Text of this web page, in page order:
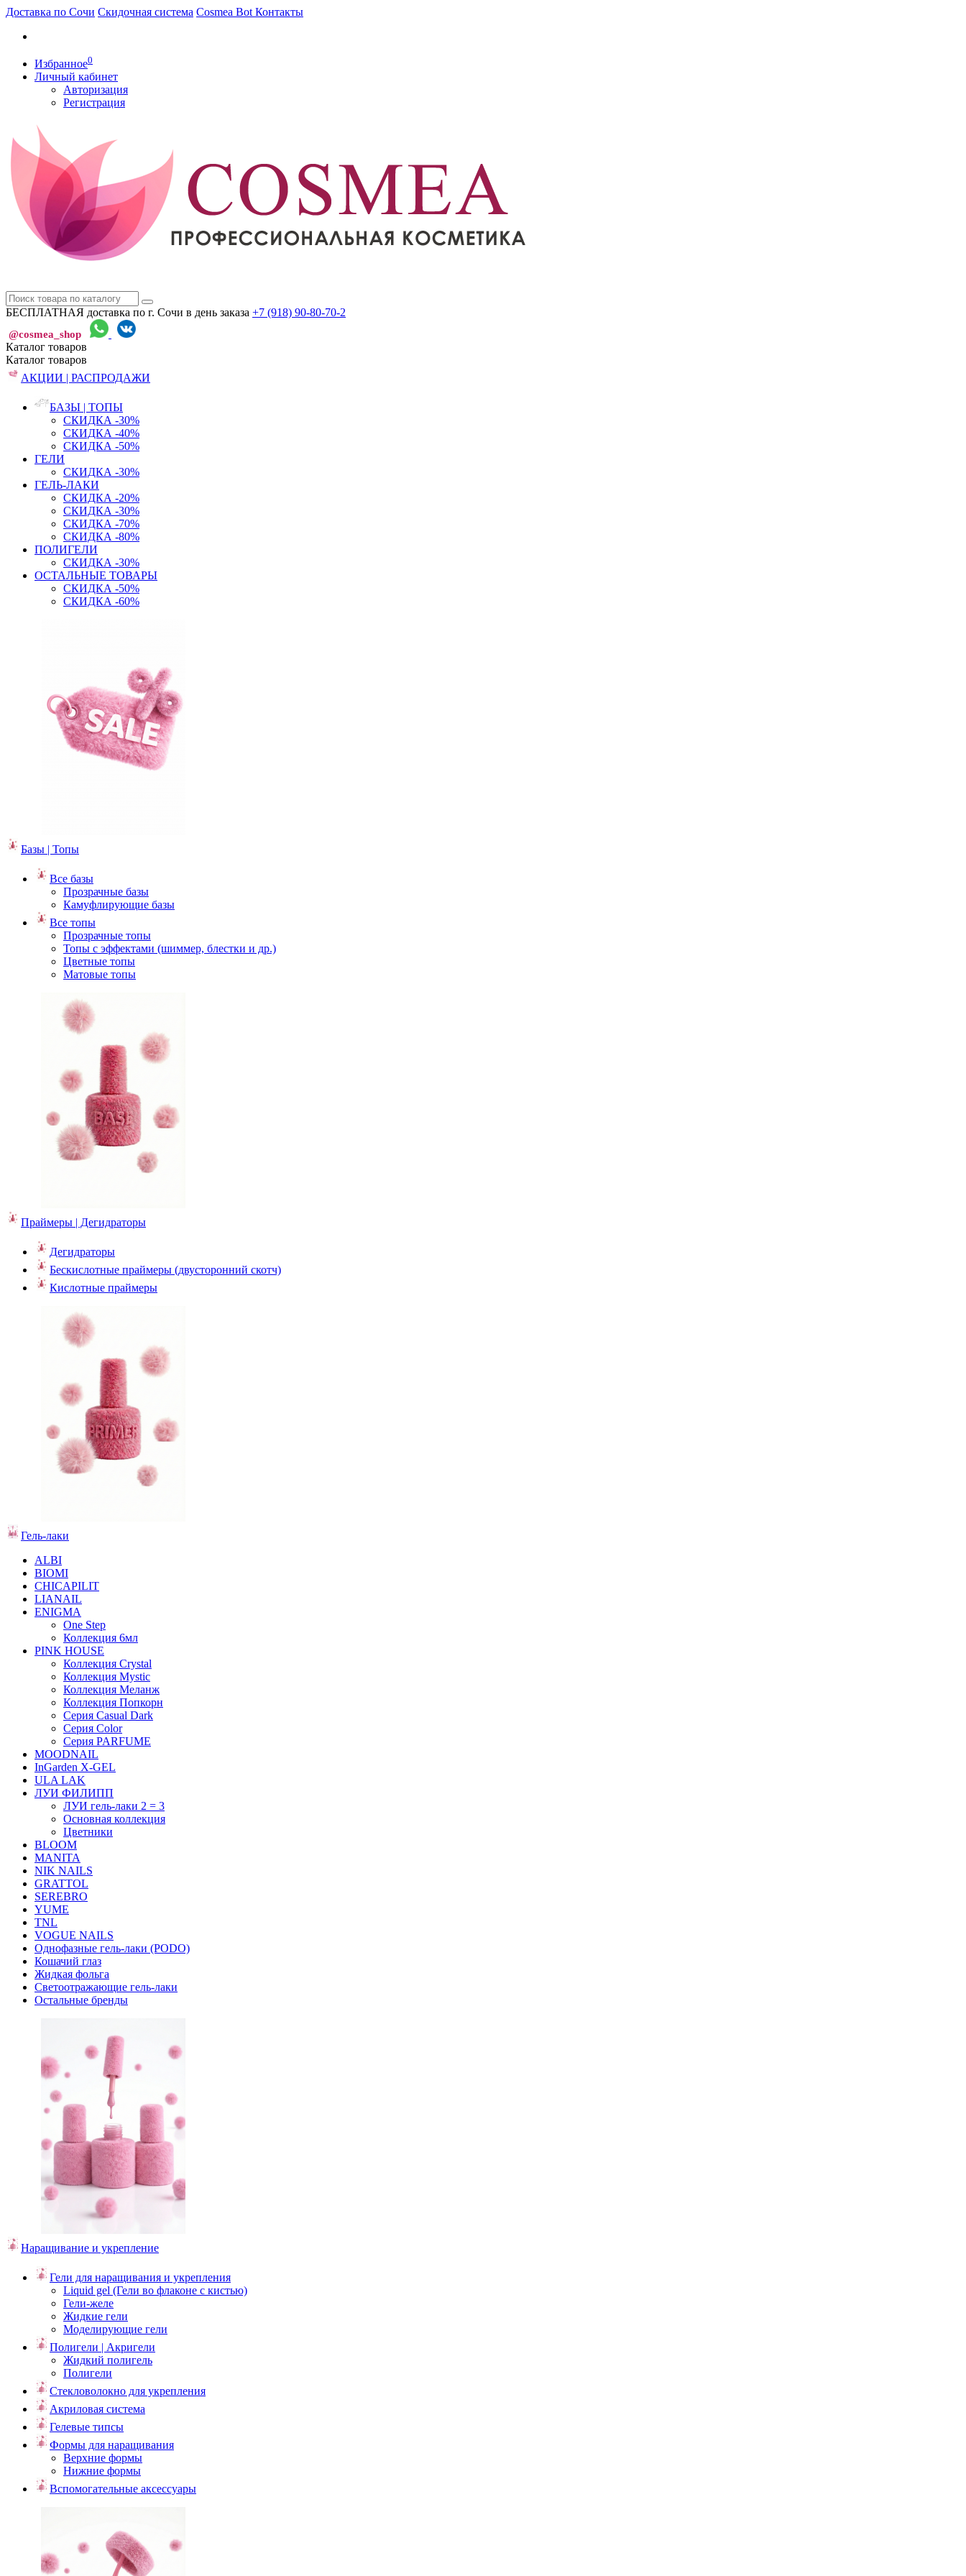
Доставка по Сочи Скидочная система Cosmea Bot Контакты
Избранное0
Личный кабинет
Авторизация
Регистрация
БЕСПЛАТНАЯ доставка по г. Сочи в день заказа +7 (918) 90-80-70-2
@cosmea_shop
Каталог товаров
Каталог товаров
АКЦИИ | РАСПРОДАЖИ
БАЗЫ | ТОПЫ
СКИДКА -30%
СКИДКА -40%
СКИДКА -50%
ГЕЛИ
СКИДКА -30%
ГЕЛЬ-ЛАКИ
СКИДКА -20%
СКИДКА -30%
СКИДКА -70%
СКИДКА -80%
ПОЛИГЕЛИ
СКИДКА -30%
ОСТАЛЬНЫЕ ТОВАРЫ
СКИДКА -50%
СКИДКА -60%
Базы | Топы
Все базы
Прозрачные базы
Камуфлирующие базы
Все топы
Прозрачные топы
Топы с эффектами (шиммер, блестки и др.)
Цветные топы
Матовые топы
Праймеры | Дегидраторы
Дегидраторы
Бескислотные праймеры (двусторонний скотч)
Кислотные праймеры
Гель-лаки
ALBI
BIOMI
CHICAPILIT
LIANAIL
ENIGMA
One Step
Коллекция 6мл
PINK HOUSE
Коллекция Crystal
Коллекция Mystic
Коллекция Меланж
Коллекция Попкорн
Серия Casual Dark
Серия Color
Серия PARFUME
MOODNAIL
InGarden X-GEL
ULA LAK
ЛУИ ФИЛИПП
ЛУИ гель-лаки 2 = 3
Основная коллекция
Цветники
BLOOM
MANITA
NIK NAILS
GRATTOL
SEREBRO
YUME
TNL
VOGUE NAILS
Однофазные гель-лаки (PODO)
Кошачий глаз
Жидкая фольга
Светоотражающие гель-лаки
Остальные бренды
Наращивание и укрепление
Гели для наращивания и укрепления
Liquid gel (Гели во флаконе с кистью)
Гели-желе
Жидкие гели
Моделирующие гели
Полигели | Акригели
Жидкий полигель
Полигели
Стекловолокно для укрепления
Акриловая система
Гелевые типсы
Формы для наращивания
Верхние формы
Нижние формы
Вспомогательные аксессуары